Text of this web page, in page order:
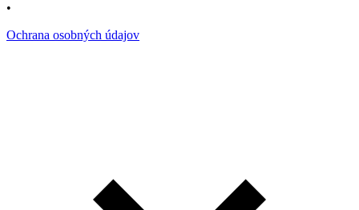
•
Ochrana osobných údajov